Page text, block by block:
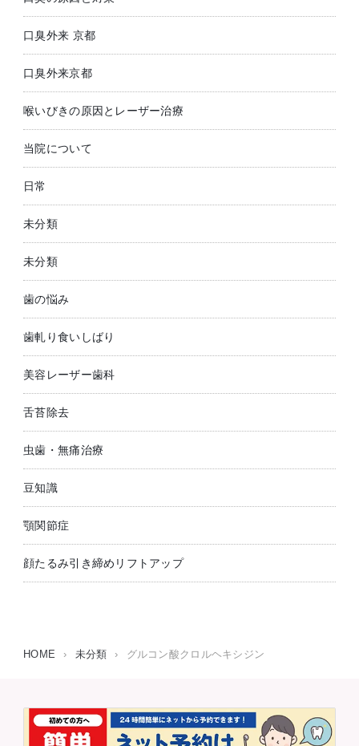
口臭外来 京都
口臭外来京都
喉いびきの原因とレーザー治療
当院について
日常
未分類
未分類
歯の悩み
歯軋り食いしばり
美容レーザー歯科
舌苔除去
虫歯・無痛治療
豆知識
顎関節症
顔たるみ引き締めリフトアップ
HOME › 未分類 › グルコン酸クロルヘキシジン